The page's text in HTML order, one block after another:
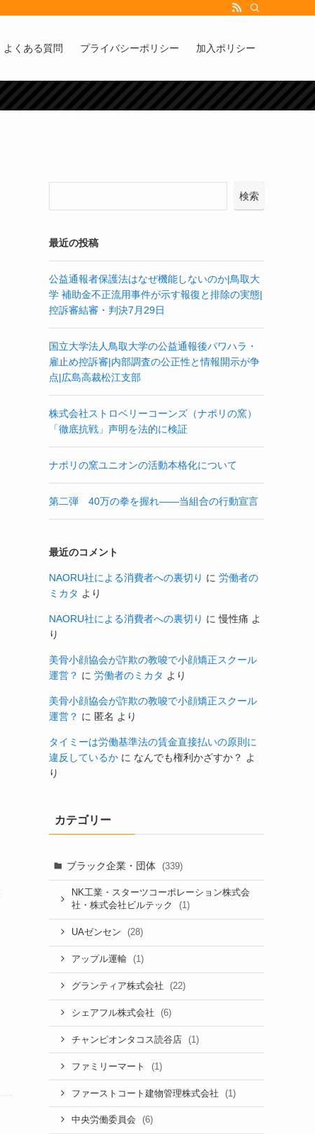
よくある質問 プライバシーポリシー 加入ポリシー
検索
最近の投稿
公益通報者保護法はなぜ機能しないのか|鳥取大
学 補助金不正流用事件が示す報復と排除の実態|
控訴審結審・判決7月29日
国立大学法人鳥取大学の公益通報後パワハラ・
雇止め控訴審|内部調査の公正性と情報開示が争
点|広島高裁松江支部
株式会社ストロベリーコーンズ（ナポリの窯）
「徹底抗戦」声明を法的に検証
ナポリの窯ユニオンの活動本格化について
第二弾 40万の拳を握れ——当組合の行動宣言
最近のコメント
NAORU社による消費者への裏切り に 労働者の
ミカタ より
NAORU社による消費者への裏切り に慢性痛 よ
り
美骨小顔協会が詐欺の教唆で小顔矯正スクール
運営？ に 労働者のミカタ より
美骨小顔協会が詐欺の教唆で小顔矯正スクール
運営？ に 匿名 より
タイミーは労働基準法の賃金直接払いの原則に
違反しているか に なんでも権利かざすか？ よ
り
カテゴリー
ブラック企業・団体 (339)
NK工業・スターツコーポレーション株式会
社・株式会社ビルテック
(1)
UAゼンセン (28)
アップル運輸 (1)
グランティア株式会社 (22)
シェアフル株式会社 (6)
チャンピオンタコス読谷店 (1)
ファミリーマート (1)
ファーストコート建物管理株式会社 (1)
中央労働委員会 (6)